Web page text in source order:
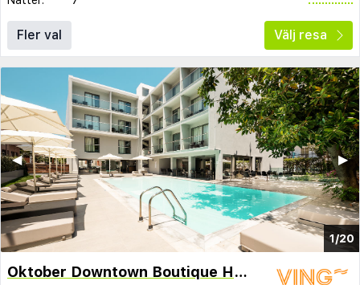
Fler val Välj resa
1/20
▶︎
◀︎
Oktober Downtown Boutique Hotel